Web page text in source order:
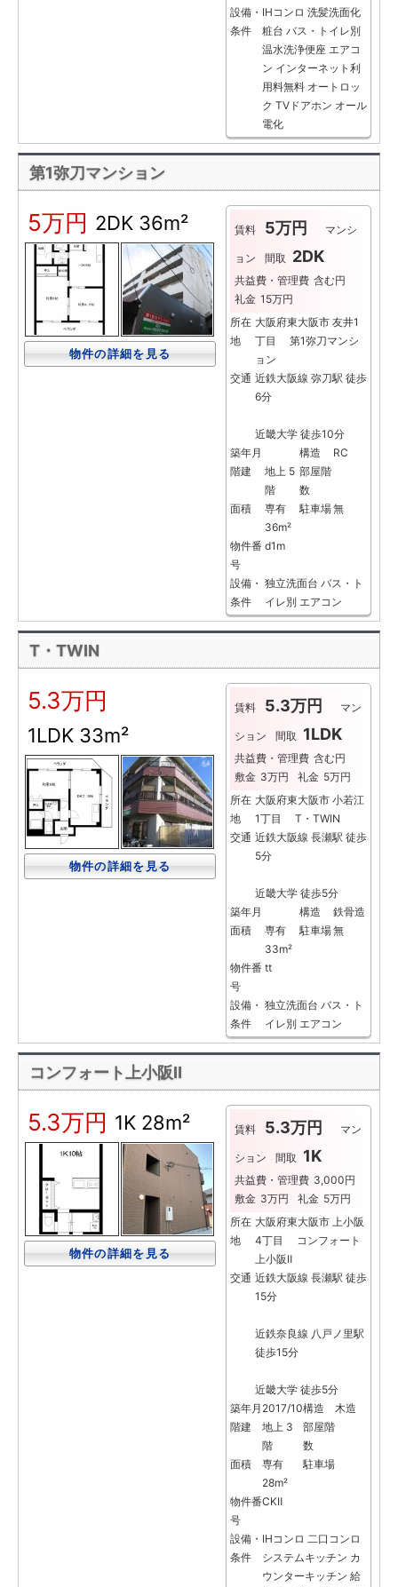
設備・
条件
IHコンロ 洗髪洗面化
粧台 バス・トイレ別
温水洗浄便座 エアコ
ン インターネット利
用料無料 オートロッ
ク TVドアホン オール
電化
第1弥刀マンション
5万円 2DK 36m²
物件の詳細を見る
賃料 5万円 マンシ
ョン 間取 2DK
共益費・管理費 含む円
礼金 15万円
所在
地
大阪府東大阪市 友井1
丁目 第1弥刀マンシ
ョン
交通 近鉄大阪線 弥刀駅 徒歩
6分
近畿大学 徒歩10分
築年月
構造
RC
階建
地上 5
階
部屋階
数
面積
専有
36m²
駐車場無
物件番
号
d1m
設備・
条件
独立洗面台 バス・ト
イレ別 エアコン
T・TWIN
5.3万円
1LDK 33m²
物件の詳細を見る
賃料 5.3万円 マン
ション 間取 1LDK
共益費・管理費 含む円
敷金 3万円 礼金 5万円
所在
地
大阪府東大阪市 小若江
1丁目 T・TWIN
交通 近鉄大阪線 長瀬駅 徒歩
5分
近畿大学 徒歩5分
築年月
構造
鉄骨造
面積
専有
33m²
駐車場無
物件番
号
tt
設備・
条件
独立洗面台 バス・ト
イレ別 エアコン
コンフォート上小阪Ⅱ
5.3万円 1K 28m²
物件の詳細を見る
賃料 5.3万円 マン
ション 間取 1K
共益費・管理費 3,000円
敷金 3万円 礼金 5万円
所在
地
大阪府東大阪市 上小阪
4丁目 コンフォート
上小阪Ⅱ
交通 近鉄大阪線 長瀬駅 徒歩
15分
近鉄奈良線 八戸ノ里駅
徒歩15分
近畿大学 徒歩5分
築年月 2017/10構造
木造
階建
地上 3
階
部屋階
数
面積
専有
28m²
駐車場
物件番
号
CKⅡ
設備・
条件
IHコンロ 二口コンロ
システムキッチン カ
ウンターキッチン 給